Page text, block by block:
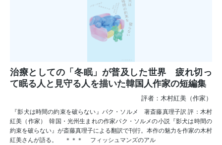
治療としての「冬眠」が普及した世界 疲れ切っ
て眠る人と見守る人を描いた韓国人作家の短編集
評者：木村紅美（作家）
『影犬は時間の約束を破らない』パク・ソルメ 著斎藤真理子訳 評：木村
紅美（作家） 韓国・光州生まれの作家パク・ソルメの小説『影犬は時間の
約束を破らない』が斎藤真理子による翻訳で刊行。本作の魅力を作家の木村
紅美さんが語る。 ＊＊＊ フィッシュマンズのアル